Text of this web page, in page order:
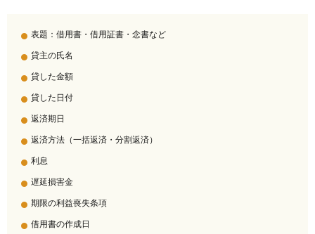
表題：借用書・借用証書・念書など
貸主の氏名
貸した金額
貸した日付
返済期日
返済方法（一括返済・分割返済）
利息
遅延損害金
期限の利益喪失条項
借用書の作成日